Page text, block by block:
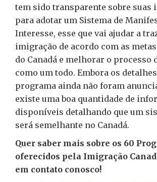
tem sido transparente sobre suas
para adotar um Sistema de
Interesse, esse que vai ajudar a
imigração de acordo com as
do Canadá e melhorar o processo
como um todo. Embora os
programa ainda não foram
existe uma boa quantidade de
disponíveis detalhando que um
será semelhante no Canadá.
Quer saber mais sobre os 60
oferecidos pela Imigração
em contato conosco!